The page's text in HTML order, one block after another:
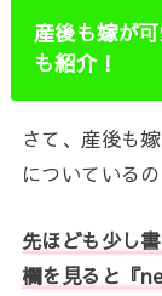
産後も嫁が
も紹介！
さて、産後も
についている
先ほども少し
欄を見ると『